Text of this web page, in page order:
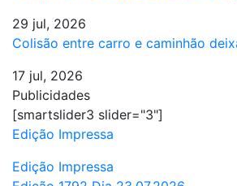
29 jul, 2026
Colisão entre carro e caminhão
17 jul, 2026
Publicidades
[smartslider3 slider="3"]
Edição Impressa
Edição Impressa